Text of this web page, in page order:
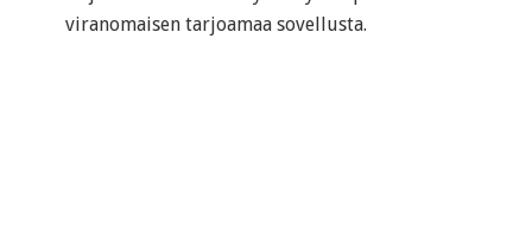
viranomaisen tarjoamaa sovellusta.